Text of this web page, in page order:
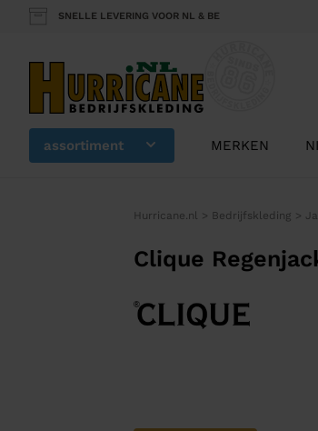
SNELLE LEVERING VOOR NL & BE
assortiment MERKEN
Hurricane.nl > Bedrijfskleding >
Clique